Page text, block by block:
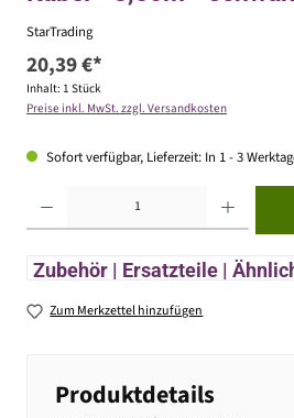
StarTrading
20,39 €*
Inhalt: 1 Stück
Preise inkl. MwSt. zzgl. Versandkosten
Sofort verfügbar, Lieferzeit: In 1 - 3
Zubehör | Ersatzteile |
Zum Merkzettel hinzufügen
Produktdetails